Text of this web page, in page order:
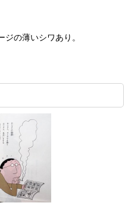
の薄いシワあり。